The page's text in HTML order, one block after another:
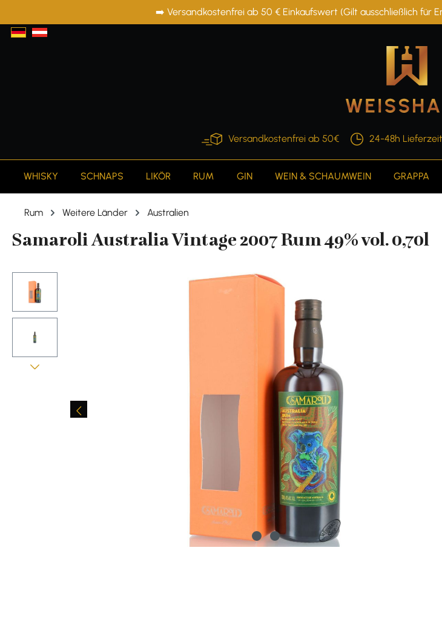
Zur Hauptnavigation springen➡️ Versandkostenfrei ab 50 € Einkaufswert (Gilt ausschließlich für
Versandkostenfrei ab 50€ 24-48h
WHISKY SCHNAPS LIKÖR RUM GIN WEIN & SCHAUMWEIN GRAPPA
Rum Weitere Länder Australien
Samaroli Australia Vintage 2007 Rum 49% vol. 0,70l
Bildergalerie überspringen